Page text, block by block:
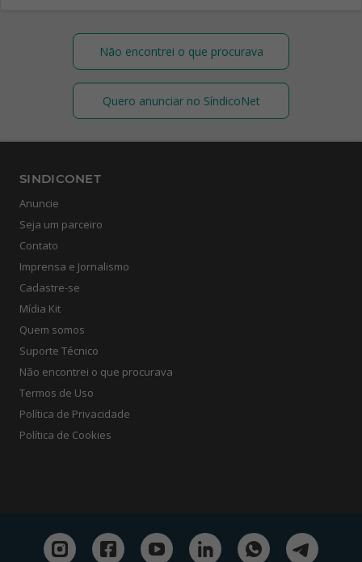
Não encontrei o que procurava
Quero anunciar no SíndicoNet
SINDICONET
Anuncie
Seja um parceiro
Contato
Imprensa e Jornalismo
Cadastre-se
Mídia Kit
Quem somos
Suporte Técnico
Não encontrei o que procurava
Termos de Uso
Política de Privacidade
Política de Cookies